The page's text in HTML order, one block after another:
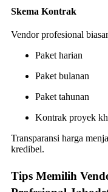
Skema Kontrak
Vendor profesional
Paket harian
Paket bulanan
Paket tahunan
Kontrak proyek
Transparansi harga
kredibel.
Tips Memilih